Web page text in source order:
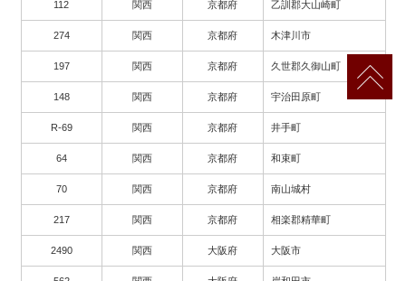
112 関西 京都府 乙訓郡大山崎町
274 関西 京都府 木津川市
197 関西 京都府 久世郡久御山町
148 関西 京都府 宇治田原町
R-69 関西 京都府 井手町
64 関西 京都府 和束町
70 関西 京都府 南山城村
217 関西 京都府 相楽郡精華町
2490 関西 大阪府 大阪市